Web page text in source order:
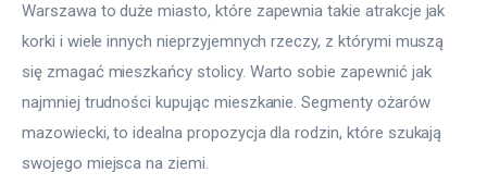
Warszawa to duże miasto, które zapewnia takie atrakcje jak
korki i wiele innych nieprzyjemnych rzeczy, z którymi muszą
się zmagać mieszkańcy stolicy. Warto sobie zapewnić jak
najmniej trudności kupując mieszkanie. Segmenty ożarów
mazowiecki, to idealna propozycja dla rodzin, które szukają
swojego miejsca na ziemi.